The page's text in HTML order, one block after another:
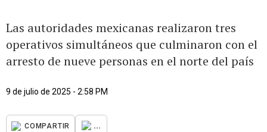
Las autoridades mexicanas realizaron tres
operativos simultáneos que culminaron con el
arresto de nueve personas en el norte del país
9 de julio de 2025 - 2:58 PM
COMPARTIR ...